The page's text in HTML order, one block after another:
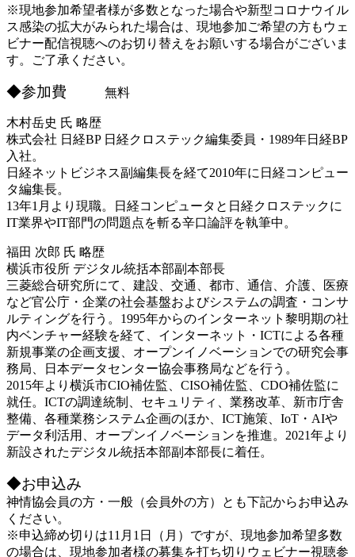
※現地参加希望者様が多数となった場合や新型コロナウイル
ス感染の拡大がみられた場合は、現地参加ご希望の方もウェ
ビナー配信視聴へのお切り替えをお願いする場合がございま
す。ご了承ください。
◆参加費 無料
木村岳史 氏 略歴
株式会社 日経BP 日経クロステック編集委員・1989年日経BP
入社。
日経ネットビジネス副編集長を経て2010年に日経コンピュー
タ編集長。
13年1月より現職。日経コンピュータと日経クロステックに
IT業界やIT部門の問題点を斬る辛口論評を執筆中。
福田 次郎 氏 略歴
横浜市役所 デジタル統括本部副本部長
三菱総合研究所にて、建設、交通、都市、通信、介護、医療
など官公庁・企業の社会基盤およびシステムの調査・コンサ
ルティングを行う。1995年からのインターネット黎明期の社
内ベンチャー経験を経て、インターネット・ICTによる各種
新規事業の企画支援、オープンイノベーションでの研究会事
務局、日本データセンター協会事務局などを行う。
2015年より横浜市CIO補佐監、CISO補佐監、CDO補佐監に
就任。ICTの調達統制、セキュリティ、業務改革、新市庁舎
整備、各種業務システム企画のほか、ICT施策、IoT・AIや
データ利活用、オープンイノベーションを推進。2021年より
新設されたデジタル統括本部副本部長に着任。
◆お申込み
神情協会員の方・一般（会員外の方）とも下記からお申込み
ください。
※申込締め切りは11月1日（月）ですが、現地参加希望多数
の場合は、現地参加者様の募集を打ち切りウェビナー視聴参